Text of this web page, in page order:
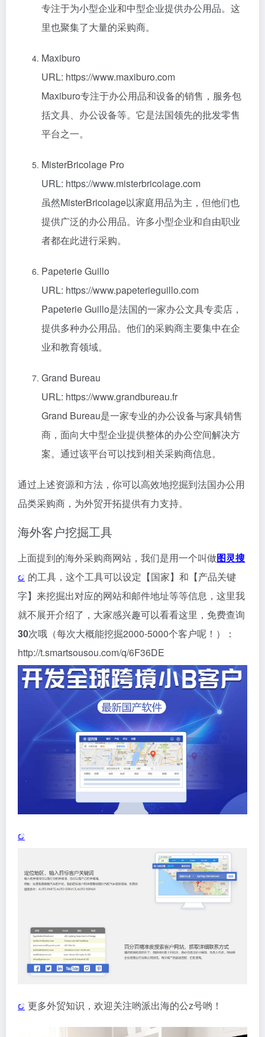
专注于为小型企业和中型企业提供办公用品。这
里也聚集了大量的采购商。
Maxiburo
URL: https://www.maxiburo.com
Maxiburo专注于办公用品和设备的销售，服务包
括文具、办公设备等。它是法国领先的批发零售
平台之一。
MisterBricolage Pro
URL: https://www.misterbricolage.com
虽然MisterBricolage以家庭用品为主，但他们也
提供广泛的办公用品。许多小型企业和自由职业
者都在此进行采购。
Papeterie Guillo
URL: https://www.papeterieguillo.com
Papeterie Guillo是法国的一家办公文具专卖店，
提供多种办公用品。他们的采购商主要集中在企
业和教育领域。
Grand Bureau
URL: https://www.grandbureau.fr
Grand Bureau是一家专业的办公设备与家具销售
商，面向大中型企业提供整体的办公空间解决方
案。通过该平台可以找到相关采购商信息。
通过上述资源和方法，你可以高效地挖掘到法国办公用
品类采购商，为外贸开拓提供有力支持。
海外客户挖掘工具
上面提到的海外采购商网站，我们是用一个叫做图灵搜
的工具，这个工具可以设定【国家】和【产品关键
字】来挖掘出对应的网站和邮件地址等等信息，这里我
就不展开介绍了，大家感兴趣可以看看这里，免费查询
30次哦（每次大概能挖掘2000-5000个客户呢！）：
http://t.smartsousou.com/q/6F36DE
更多外贸知识，欢迎关注哟派出海的公z号哟！